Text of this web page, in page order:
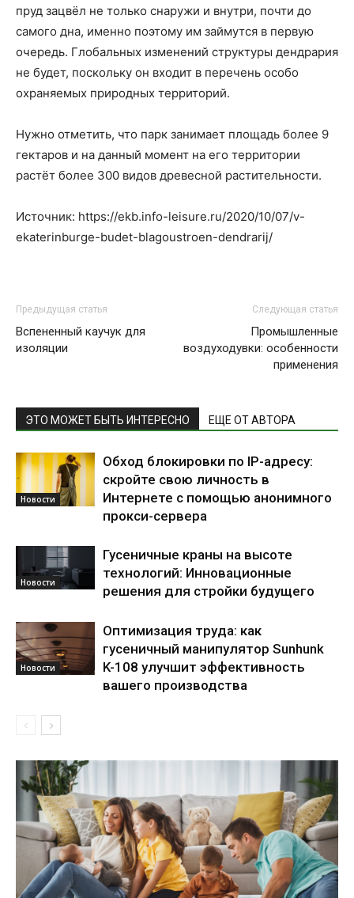
пруд зацвёл не только снаружи и внутри, почти до
самого дна, именно поэтому им займутся в первую
очередь. Глобальных изменений структуры дендрария
не будет, поскольку он входит в перечень особо
охраняемых природных территорий.
Нужно отметить, что парк занимает площадь более 9
гектаров и на данный момент на его территории
растёт более 300 видов древесной растительности.
Источник: https://ekb.info-leisure.ru/2020/10/07/v-
ekaterinburge-budet-blagoustroen-dendrarij/
Предыдущая статья
Вспененный каучук для
изоляции
Следующая статья
Промышленные
воздуходувки: особенности
применения
ЭТО МОЖЕТ БЫТЬ ИНТЕРЕСНО ЕЩЕ ОТ АВТОРА
Новости
Обход блокировки по IP-адресу:
скройте свою личность в
Интернете с помощью анонимного
прокси-сервера
Новости
Гусеничные краны на высоте
технологий: Инновационные
решения для стройки будущего
Новости
Оптимизация труда: как
гусеничный манипулятор Sunhunk
K-108 улучшит эффективность
вашего производства